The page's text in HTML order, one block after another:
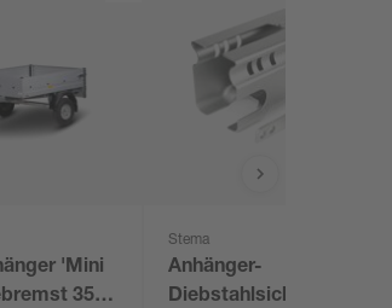
'Mini
350
Stema
Anhänger-
Diebstahlsicherung